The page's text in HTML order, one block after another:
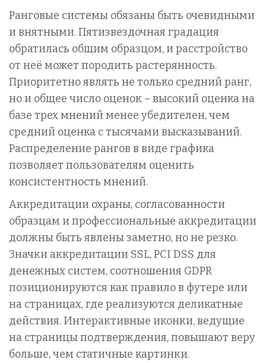
Ранговые системы обязаны быть очевидными
и внятными. Пятизвездочная градация
обратилась общим образцом, и расстройство
от неё может породить растерянность.
Приоритетно являть не только средний ранг,
но и общее число оценок – высокий оценка на
базе трех мнений менее убедителен, чем
средний оценка с тысячами высказываний.
Распределение рангов в виде графика
позволяет пользователям оценить
консистентность мнений.
Аккредитации охраны, согласованности
образцам и профессиональные аккредитации
должны быть явлены заметно, но не резко.
Значки аккредитации SSL, PCI DSS для
денежных систем, соотношения GDPR
позиционируются как правило в футере или
на страницах, где реализуются деликатные
действия. Интерактивные иконки, ведущие
на страницы подтверждения, повышают веру
больше, чем статичные картинки.